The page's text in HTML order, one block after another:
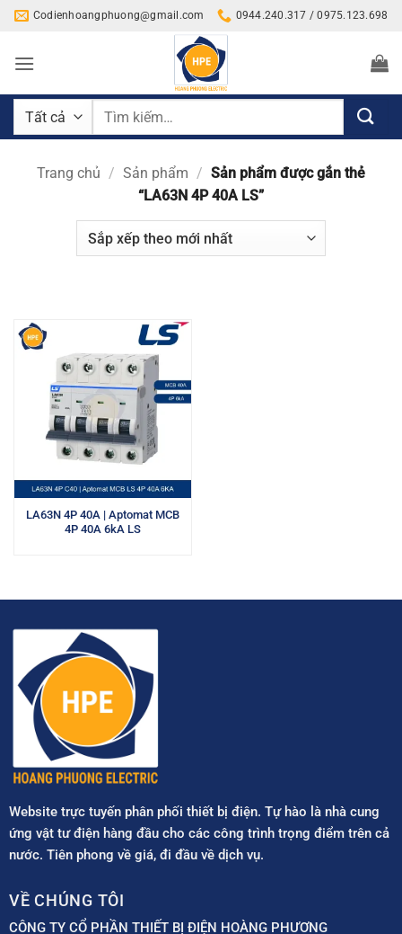
Bỏ
nội
Codienhoangphuong@gmail.com 0944.240.317 / 0975.123.698
Tìm
Trang chủ / Sản phẩm / Sản phẩm được gắn thẻ
“LA63N 4P 40A LS”
LA63N 4P 40A | Aptomat MCB
4P 40A 6kA LS
Website trực tuyến phân phối thiết bị điện. Tự hào là nhà cung
ứng vật tư điện hàng đầu cho các công trình trọng điểm trên cả
nước. Tiên phong về giá, đi đầu về dịch vụ.
VỀ CHÚNG TÔI
CÔNG TY CỔ PHẦN THIẾT BỊ ĐIỆN HOÀNG PHƯƠNG